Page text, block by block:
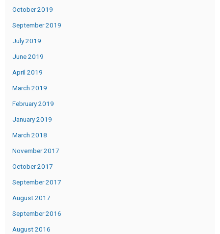
October 2019
September 2019
July 2019
June 2019
April 2019
March 2019
February 2019
January 2019
March 2018
November 2017
October 2017
September 2017
August 2017
September 2016
August 2016